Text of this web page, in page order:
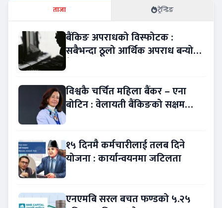
ताजा ट्रेन्डिङ
बैंकिङ अपराधको विस्फोटक :
सबैभन्दा ठूलो आर्थिक अपराध बन्यो
विश्वकै चर्चित महिला बैंकर – एना
बोटिन : वेलायती बैंकिङको सक्षम
१५ दिनमै कर्मचारीलाई तलब दिने
योजना : कार्यान्वयनमा जटिलता
एनएमबि सरल बचत फण्डको ५.२५